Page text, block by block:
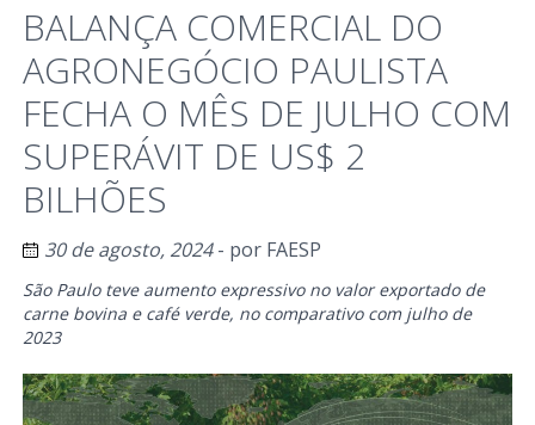
BALANÇA COMERCIAL DO
AGRONEGÓCIO PAULISTA
FECHA O MÊS DE JULHO COM
SUPERÁVIT DE US$ 2
BILHÕES
30 de agosto, 2024- por FAESP
São Paulo teve aumento expressivo no valor exportado de
carne bovina e café verde, no comparativo com julho de
2023